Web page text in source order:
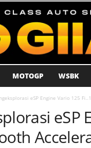
i
d
e
MOTOGP WSBK
eSP Engine Vario 125
eSP